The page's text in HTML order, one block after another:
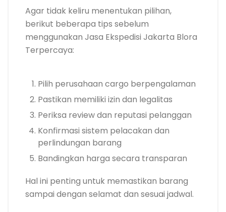
Agar tidak keliru menentukan pilihan,
berikut beberapa tips sebelum
menggunakan Jasa Ekspedisi Jakarta Blora
Terpercaya:
Pilih perusahaan cargo berpengalaman
Pastikan memiliki izin dan legalitas
Periksa review dan reputasi pelanggan
Konfirmasi sistem pelacakan dan
perlindungan barang
Bandingkan harga secara transparan
Hal ini penting untuk memastikan barang
sampai dengan selamat dan sesuai jadwal.